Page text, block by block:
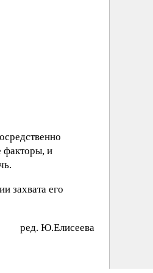
факторы, и
захвата его
peд. Ю.Eлиceeвa